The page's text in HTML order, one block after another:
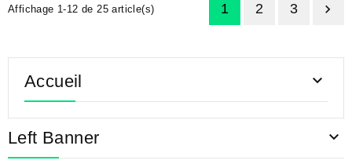
Affichage 1-12 de 25 article(s) 1 2 3 
Accueil 
Left Banner 